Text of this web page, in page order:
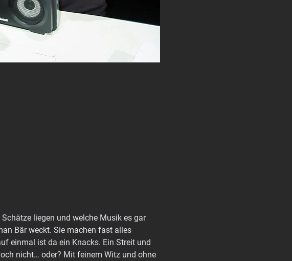
liegen und welche Musik es gar
Bär weckt. Sie machen fast alles
einmal ist da ein Knacks. Ein Streit und
nicht… oder? Mit feinem Witz und ohne